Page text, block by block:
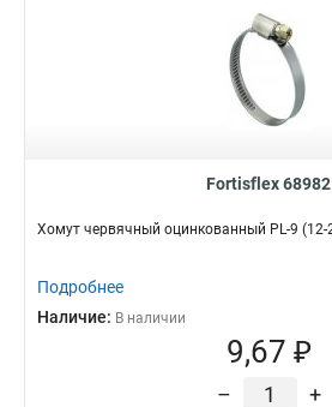
Fortisflex 68982
Хомут червячный оцинкованный PL-9 (12-
Подробнее
Наличие: В наличии
9,67 ₽
– +